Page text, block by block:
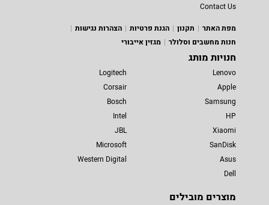
Contact Us
מפת האתר
תקנון הגנת פרטיות
הצהרות נגישות
חנות מחשבים וסלולר
מגזין אייבורי
חנויות מותג
Lenovo
Apple
Samsung
HP
Xiaomi
SanDisk
Asus
Dell
Logitech
Corsair
Bosch
Intel
JBL
Microsoft
Western Digital
מוצרים מובילים